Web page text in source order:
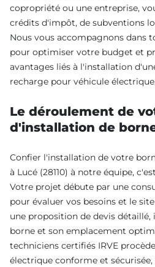
copropriété ou une entreprise,
crédits d'impôt, de subventions
Nous vous accompagnons dans
pour optimiser votre budget et
avantages liés à l'installation
recharge pour véhicule
Le déroulement de
d'installation de borne
Confier l'installation de votre
à Lucé (28110) à notre équipe,
Votre projet débute par une
pour évaluer vos besoins et le
une proposition de devis détaillé,
borne et son emplacement
techniciens certifiés IRVE
électrique conforme et